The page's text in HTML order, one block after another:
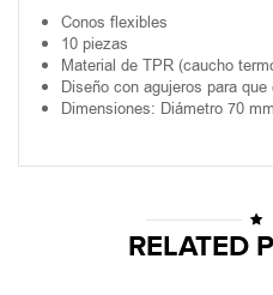
Conos flexibles
10 piezas
Material de TPR (caucho
Diseño con agujeros para
Dimensiones: Diámetro 70
RELATED